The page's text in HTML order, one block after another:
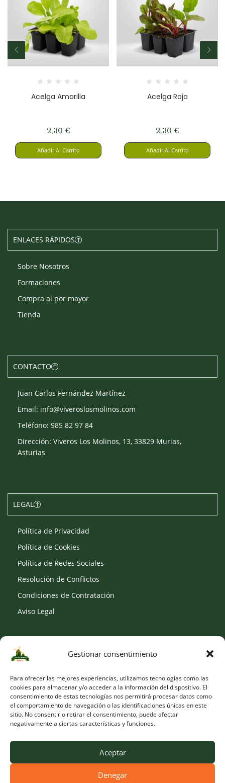
Gestionar consentimiento
Para ofrecer las mejores experiencias, utilizamos tecnologías como las
cookies para almacenar y/o acceder a la información del dispositivo. El
consentimiento de estas tecnologías nos permitirá procesar datos como
el comportamiento de navegación o las identificaciones únicas en este
sitio. No consentir o retirar el consentimiento, puede afectar
negativamente a ciertas características y funciones.
Aceptar
Denegar
Acelga Amarilla
2,30 €
Añadir Al Carrito
Acelga Roja
2,30 €
Añadir Al Carrito
ENLACES RÁPIDOS
Sobre Nosotros
Formaciones
Compra al por mayor
Tienda
CONTACTO
Juan Carlos Fernández Martínez
Email: info@viveroslosmolinos.com
Teléfono: 985 82 97 84
Dirección: Viveros Los Molinos, 13, 33829 Murias,
Asturias
LEGAL
Política de Privacidad
Política de Cookies
Política de Redes Sociales
Resolución de Conflictos
Condiciones de Contratación
Aviso Legal
SOCIAL
© Copyright 2026 Viveros Los Molinos |